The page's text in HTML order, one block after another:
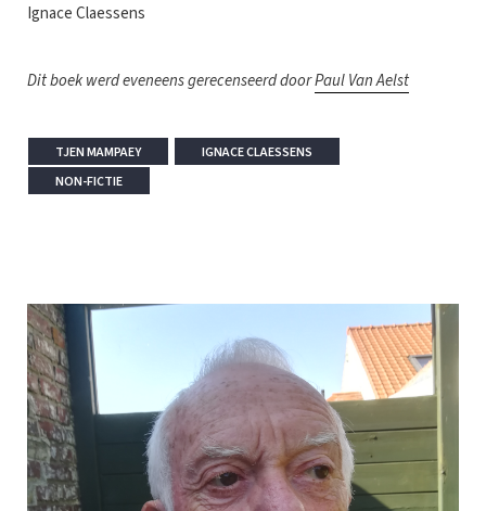
Ignace Claessens
Dit boek werd eveneens gerecenseerd doorPaul Van Aelst
TJEN MAMPAEY
IGNACE CLAESSENS
NON-FICTIE